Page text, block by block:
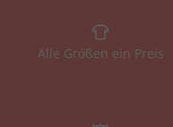
Alle Größen ein Preis